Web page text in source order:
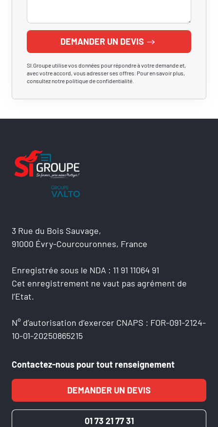
DEMANDER UN DEVIS
SI.Groupe utilise vos données pour répondre à votre demande et,
avec votre accord, vous adresser ses offres. Pour en savoir plus,
consultez notre politique de confidentialité.
3 Rue du Bois Sauvage,
91000 Évry-Courcouronnes, France
Enregistrée sous le NDA : 11 91 11064 91
Cet enregistrement ne vaut pas agrément de
l’Etat.
N° d’autorisation d’exercer CNAPS : FOR-091-2124-
10-01-20250865215
Contactez-nous pour tout renseignement
DEMANDER UN DEVIS
01 73 21 77 31